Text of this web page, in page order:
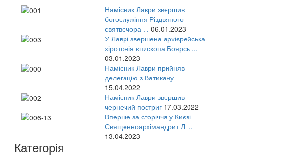
Намісник Лаври звершив
богослужіння Різдвяного
святвечора ... 06.01.2023
У Лаврі звершена архієрейська
хіротонія єпископа Боярсь ...
03.01.2023
Намісник Лаври прийняв
делегацію з Ватикану
15.04.2022
Намісник Лаври звершив
чернечий постриг 17.03.2022
Вперше за сторіччя у Києві
Священноархімандрит Л ...
13.04.2023
Категорія